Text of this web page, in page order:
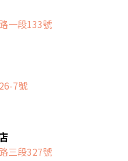
一段133號
7號
三段327號